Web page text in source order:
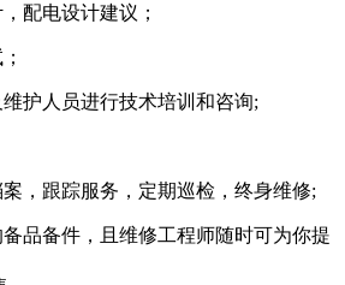
配电设计建议；
护人员进行技术培训和咨询;
，跟踪服务，定期巡检，终身维修;
品备件，且维修工程师随时可为你提